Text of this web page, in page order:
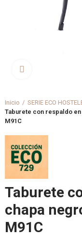
Inicio SERIE ECO
Taburete con respaldo
M91C
Taburete
chapa
M91C